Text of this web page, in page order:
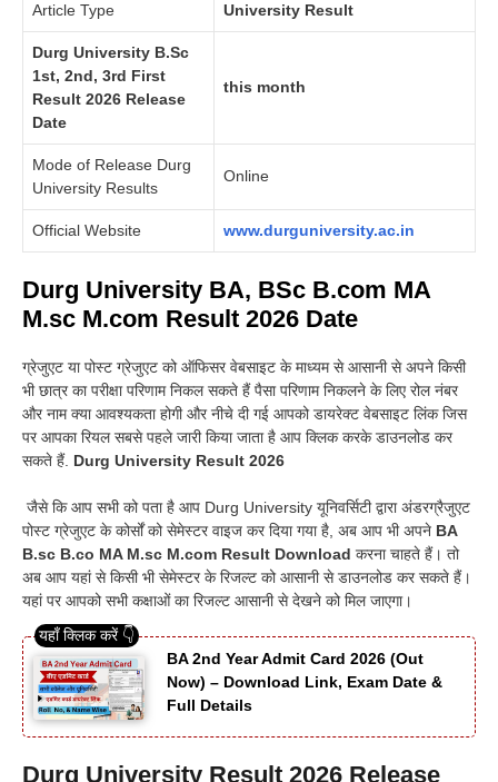
Article Type University Result
Durg University B.Sc
1st, 2nd, 3rd First
Result 2026 Release
Date
this month
Mode of Release Durg
University Results
Online
Official Website www.durguniversity.ac.in
Durg University BA, BSc B.com MA
M.sc M.com Result 2026 Date
ग्रेजुएट या पोस्ट ग्रेजुएट को ऑफिसर वेबसाइट के माध्यम से आसानी से अपने किसी
भी छात्र का परीक्षा परिणाम निकल सकते हैं पैसा परिणाम निकलने के लिए रोल नंबर
और नाम क्या आवश्यकता होगी और नीचे दी गई आपको डायरेक्ट वेबसाइट लिंक जिस
पर आपका रियल सबसे पहले जारी किया जाता है आप क्लिक करके डाउनलोड कर
सकते हैं. Durg University Result 2026
जैसे कि आप सभी को पता है आप Durg University यूनिवर्सिटी द्वारा अंडरग्रैजुएट
पोस्ट ग्रेजुएट के कोर्सों को सेमेस्टर वाइज कर दिया गया है, अब आप भी अपने BA
B.sc B.co MA M.sc M.com Result Download करना चाहते हैं। तो
अब आप यहां से किसी भी सेमेस्टर के रिजल्ट को आसानी से डाउनलोड कर सकते हैं।
यहां पर आपको सभी कक्षाओं का रिजल्ट आसानी से देखने को मिल जाएगा।
BA 2nd Year Admit Card 2026 (Out
Now) – Download Link, Exam Date &
Full Details
Durg University Result 2026 Release